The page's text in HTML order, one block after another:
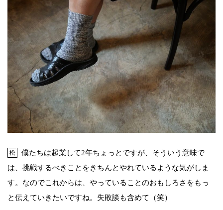
松
僕たちは起業して2年ちょっとですが、そういう意味で
は、挑戦するべきことをきちんとやれているような気がしま
す。なのでこれからは、やっていることのおもしろさをもっ
と伝えていきたいですね。失敗談も含めて（笑）